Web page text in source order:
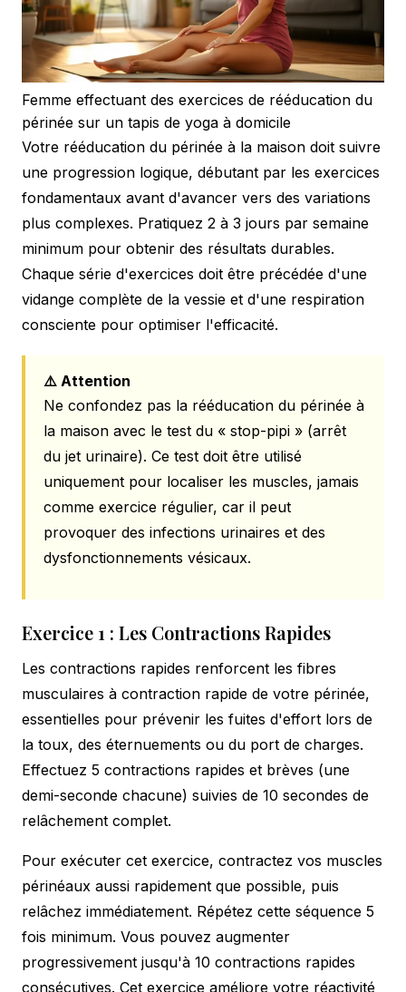
Femme effectuant des exercices de rééducation du
périnée sur un tapis de yoga à domicile
Votre rééducation du périnée à la maison doit suivre
une progression logique, débutant par les exercices
fondamentaux avant d'avancer vers des variations
plus complexes. Pratiquez 2 à 3 jours par semaine
minimum pour obtenir des résultats durables.
Chaque série d'exercices doit être précédée d'une
vidange complète de la vessie et d'une respiration
consciente pour optimiser l'efficacité.
⚠️ Attention
Ne confondez pas la rééducation du périnée à
la maison avec le test du « stop-pipi » (arrêt
du jet urinaire). Ce test doit être utilisé
uniquement pour localiser les muscles, jamais
comme exercice régulier, car il peut
provoquer des infections urinaires et des
dysfonctionnements vésicaux.
Exercice 1 : Les Contractions Rapides
Les contractions rapides renforcent les fibres
musculaires à contraction rapide de votre périnée,
essentielles pour prévenir les fuites d'effort lors de
la toux, des éternuements ou du port de charges.
Effectuez 5 contractions rapides et brèves (une
demi-seconde chacune) suivies de 10 secondes de
relâchement complet.
Pour exécuter cet exercice, contractez vos muscles
périnéaux aussi rapidement que possible, puis
relâchez immédiatement. Répétez cette séquence 5
fois minimum. Vous pouvez augmenter
progressivement jusqu'à 10 contractions rapides
consécutives. Cet exercice améliore votre réactivité